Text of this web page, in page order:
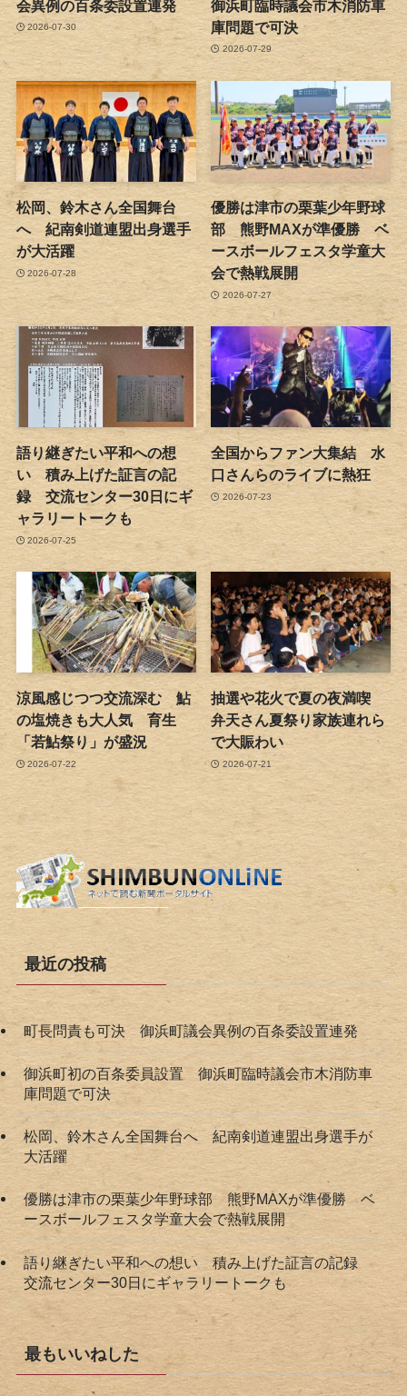
会異例の百条委設置連発
2026-07-30
御浜町臨時議会市木消防車
庫問題で可決
2026-07-29
松岡、鈴木さん全国舞台
へ 紀南剣道連盟出身選手
が大活躍
2026-07-28
優勝は津市の栗葉少年野球
部 熊野MAXが準優勝 ベ
ースボールフェスタ学童大
会で熱戦展開
2026-07-27
語り継ぎたい平和への想
い 積み上げた証言の記
録 交流センター30日にギ
ャラリートークも
2026-07-25
全国からファン大集結 水
口さんらのライブに熱狂
2026-07-23
涼風感じつつ交流深む 鮎
の塩焼きも大人気 育生
「若鮎祭り」が盛況
2026-07-22
抽選や花火で夏の夜満喫
弁天さん夏祭り家族連れら
で大賑わい
2026-07-21
最近の投稿
町長問責も可決 御浜町議会異例の百条委設置連発
御浜町初の百条委員設置 御浜町臨時議会市木消防車
庫問題で可決
松岡、鈴木さん全国舞台へ 紀南剣道連盟出身選手が
大活躍
優勝は津市の栗葉少年野球部 熊野MAXが準優勝 ベ
ースボールフェスタ学童大会で熱戦展開
語り継ぎたい平和への想い 積み上げた証言の記録
交流センター30日にギャラリートークも
最もいいねした